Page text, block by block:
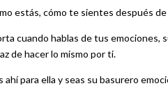
estás, cómo te sientes después
cuando hablas de tus emociones,
de hacer lo mismo por ti.
para ella y seas su basurero